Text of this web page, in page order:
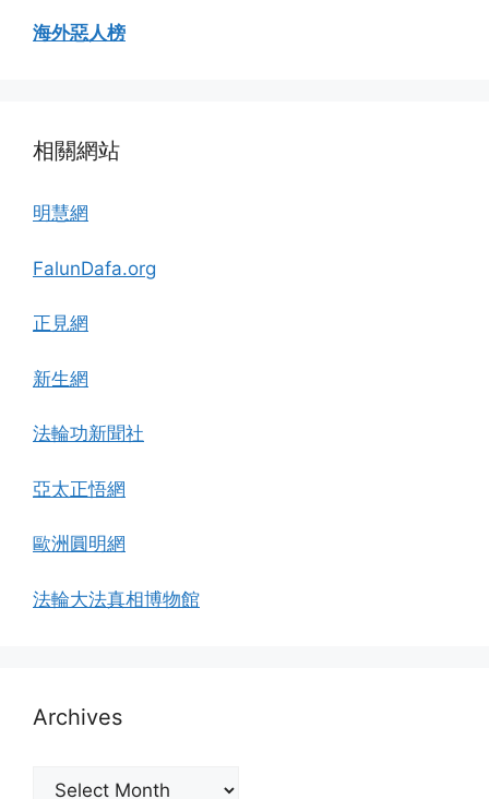
海外惡人榜
相關網站
明慧網
FalunDafa.org
正見網
新生網
法輪功新聞社
亞太正悟網
歐洲圓明網
法輪大法真相博物館
Archives
Archives